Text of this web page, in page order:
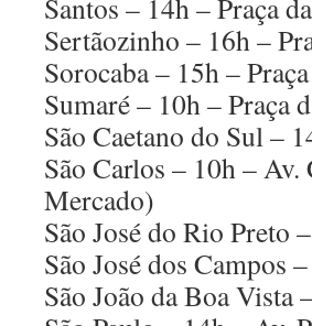
Santos – 14h – Praça
Sertãozinho – 16h –
Sorocaba – 15h –
Sumaré – 10h – Praça
São Caetano do Sul –
São Carlos – 10h –
Mercado)
São José do Rio Preto
São José dos Campos
São João da Boa Vista